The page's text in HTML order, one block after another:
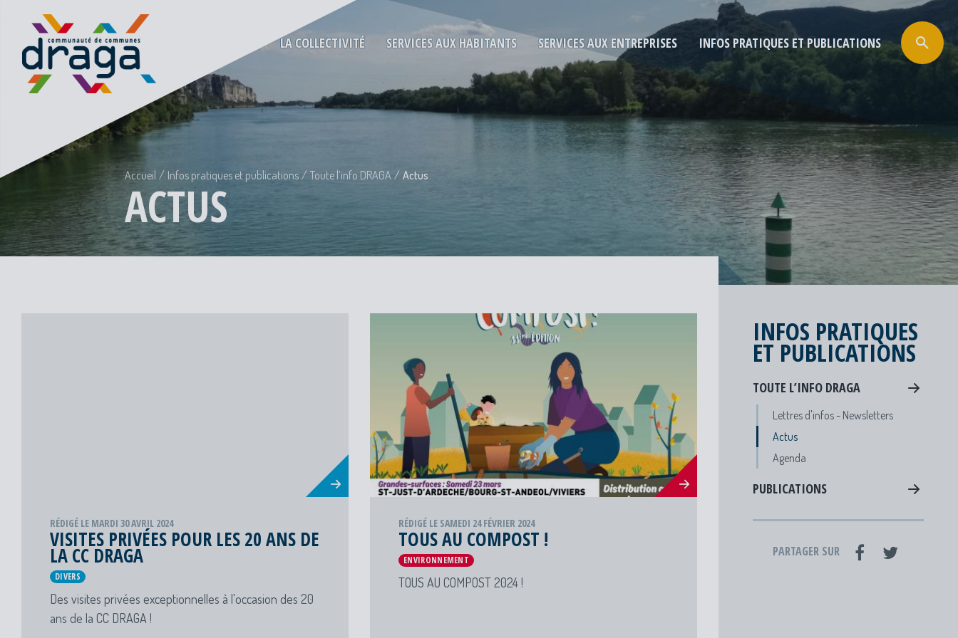
LA COLLECTIVITÉ SERVICES AUX HABITANTS SERVICES AUX ENTREPRISES INFOS PRATIQUES ET PUBLICATIONS
Accueil Infos pratiques et publications Toute l’info DRAGA Actus
ACTUS
RÉDIGÉ LE MARDI 30 AVRIL 2024
VISITES PRIVÉES POUR LES 20 ANS DE
LA CC DRAGA
DIVERS
Des visites privées exceptionnelles à l'occasion des 20
ans de la CC DRAGA !
RÉDIGÉ LE SAMEDI 24 FÉVRIER 2024
TOUS AU COMPOST !
ENVIRONNEMENT
TOUS AU COMPOST 2024 !
INFOS PRATIQUES
ET PUBLICATIONS
TOUTE L’INFO DRAGA
Lettres d'infos - Newsletters
Actus
Agenda
PUBLICATIONS
PARTAGER SUR